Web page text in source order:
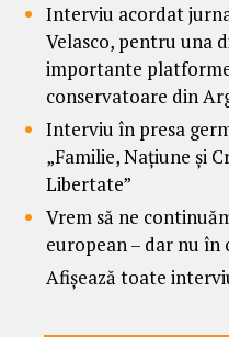
Interviu acordat
Velasco, pentru una
importante
conservatoare din
Interviu în presa
„Familie, Națiune și
Libertate”
Vrem să ne
european – dar nu în
Afișează toate